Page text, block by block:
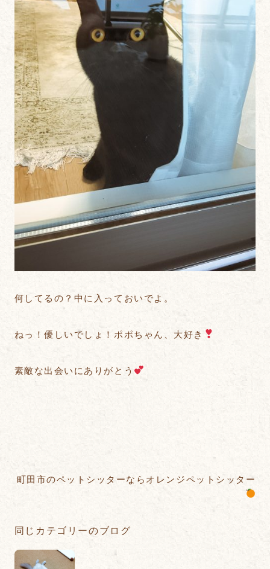
何してるの？中に入っておいでよ。
ねっ！優しいでしょ！ポポちゃん、大好き
素敵な出会いにありがとう
町田市のペットシッターならオレンジペットシッター
同じカテゴリーのブログ